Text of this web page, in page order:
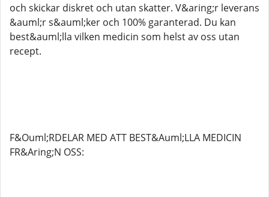
och skickar diskret och utan skatter. V&aring;r leverans
&auml;r s&auml;ker och 100% garanterad. Du kan
best&auml;lla vilken medicin som helst av oss utan
recept.
F&Ouml;RDELAR MED ATT BEST&Auml;LLA MEDICIN
FR&Aring;N OSS: